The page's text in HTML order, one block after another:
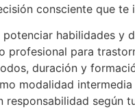
consciente que te
potenciar habilidades y
profesional para
duración y
modalidad
responsabilidad según